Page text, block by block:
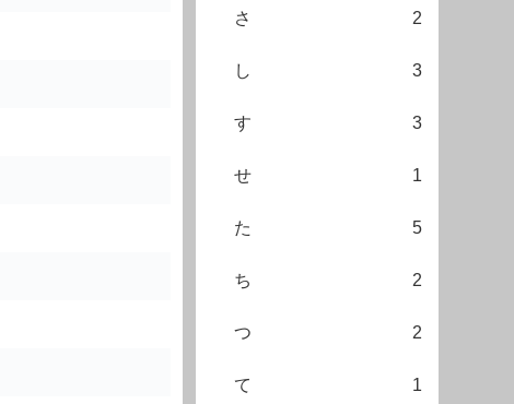
さ 2
し 3
す 3
せ 1
た 5
ち 2
つ 2
て 1